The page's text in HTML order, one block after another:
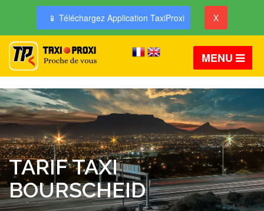
📱 Téléchargez Application TaxiProxi X
MENU
TARIF TAXI
BOURSCHEID